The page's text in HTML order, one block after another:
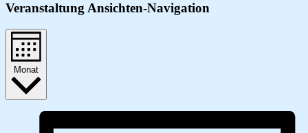
Veranstaltung Ansichten-Navigation
Monat